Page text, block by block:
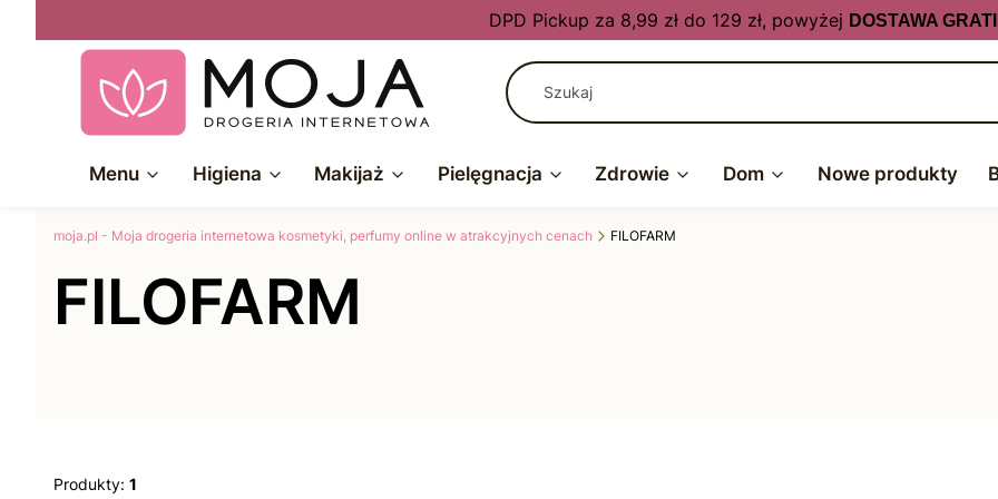
DPD Pickup za 8,99 zł do 129 zł, powyżej DOSTAWA
Menu Higiena Makijaż Pielęgnacja Zdrowie Dom Nowe produkty
moja.pl - Moja drogeria internetowa kosmetyki, perfumy online w atrakcyjnych cenach FILOFARM
FILOFARM
Produkty: 1